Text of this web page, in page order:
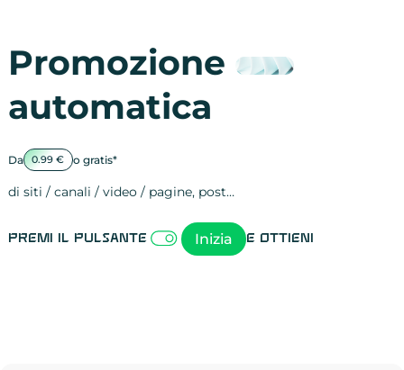
Promozione
automatica
Da 0.99 € o gratis*
di siti / canali / video / pagine, post…
Premi il pulsante Inizia e ottieni